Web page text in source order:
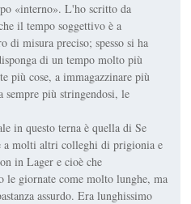
«interno». L'ho scritto da
il tempo soggettivo è a
di misura preciso; spesso si ha
di un tempo molto più
più cose, a immagazzinare più
sempre più stringendosi, le
in questo terna è quella di Se
a molti altri colleghi di prigionia e
in Lager e cioè che
le giornate come molto lunghe, ma
assurdo. Era lunghissimo